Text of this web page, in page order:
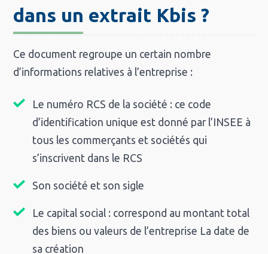
dans un extrait Kbis ?
Ce document regroupe un certain nombre
d’informations relatives à l’entreprise :
Le numéro RCS de la société : ce code
d’identification unique est donné par l’INSEE à
tous les commerçants et sociétés qui
s’inscrivent dans le RCS
Son société et son sigle
Le capital social : correspond au montant total
des biens ou valeurs de l’entreprise La date de
sa création